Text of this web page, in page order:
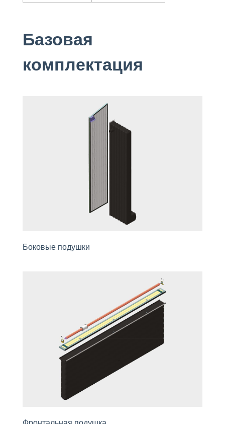
Базовая
комплектация
Бoковые подушки